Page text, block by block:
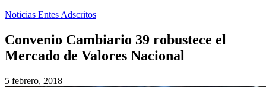
Noticias Entes Adscritos
Convenio Cambiario 39 robustece el
Mercado de Valores Nacional
5 febrero, 2018